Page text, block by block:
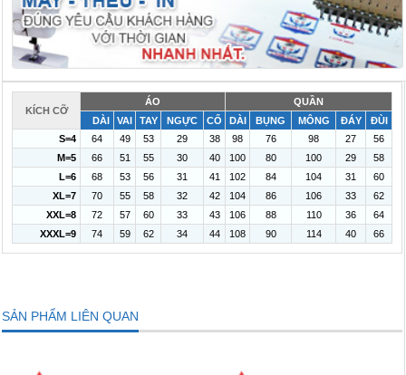
KÍCH CỠ
ÁO
QUẦN
DÀI
VAI TAY NGỰC CỔ DÀI BỤNG MÔNG ĐÁY
ĐÙI
S=4
64 49 53 29 38 98 76 98 27
56
M=5
66 51 55 30 40 100 80 100 29
58
L=6
68 53 56 31 41 102 84 104 31
60
XL=7
70 55 58 32 42 104 86 106 33
62
XXL=8
72 57 60 33 43 106 88 110 36
64
XXXL=9
74 59 62 34 44 108 90 114 40 66
SẢN PHẨM LIÊN QUAN